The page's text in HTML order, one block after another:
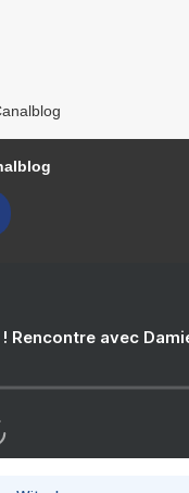
Rencontre avec